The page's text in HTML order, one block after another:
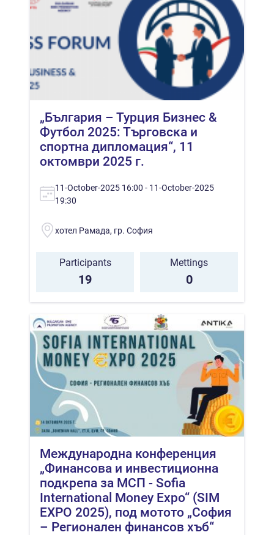
„България – Турция Бизнес &
Футбол 2025: Търговска и
спортна дипломация“, 11
октомври 2025 г.
11-October-2025 16:00 - 11-October-2025
19:30
хотел Рамада, гр. София
Participants
19
Mettings
0
Международна конференция
„Финансова и инвестиционна
подкрепа за МСП - Sofia
International Money Expo“ (SIM
EXPO 2025), под мотото „София
– Регионален финансов хъб“